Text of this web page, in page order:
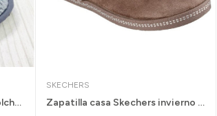
Biorelax zapatilla de casa acolchada mujer...
SKECHERS
Zapatilla casa Skechers invierno Memory Foam...